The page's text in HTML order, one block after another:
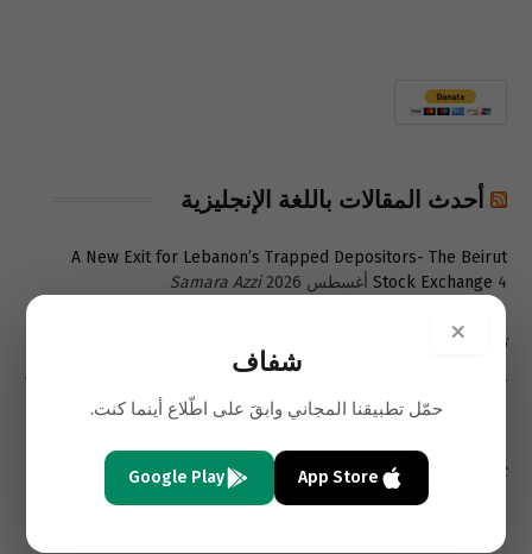
أحدث المقالات باللغة الإنجليزية
A New Exit for Lebanon’s Trapped Depositors- The Beirut
Stock Exchange 4 أغسطس 2026
Samara Azzi
Azzi
Türkiye seeks post-UNIFIL role as Lebanon builds new security
framework
Yusuf Kanli
Kuwait and the Future of U.S. Power Projection
Dent
Strategic Assessment: From Regime Change to Strategic
27 يوليو 2026
×
شفاف
حمّل تطبيقنا المجاني وابقَ على اطّلاع أينما كنت.
App Store
Google Play